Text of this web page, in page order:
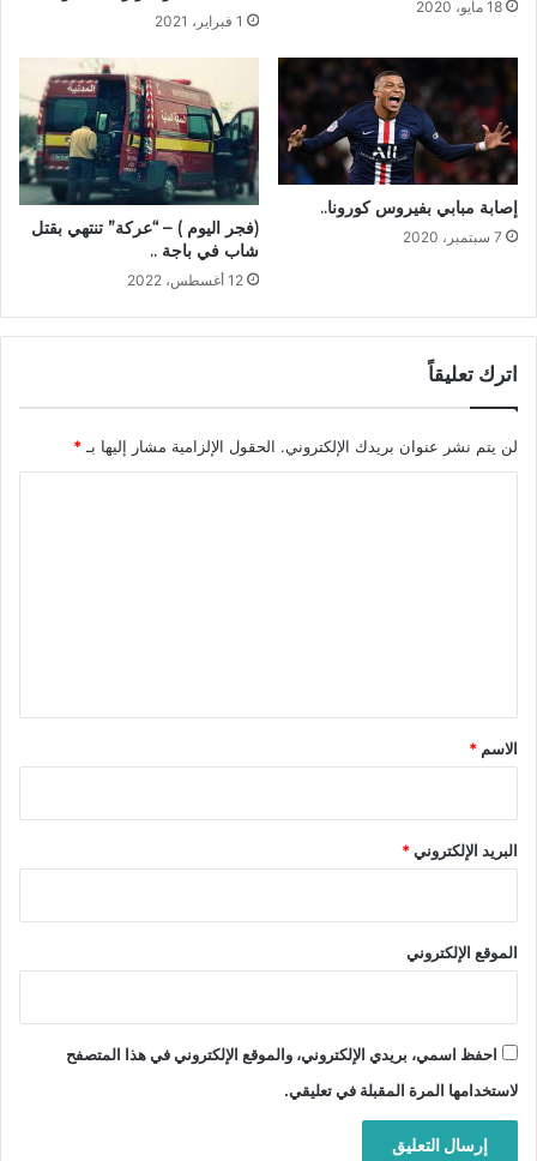
18 مايو، 2020
1 فبراير، 2021
إصابة مبابي بفيروس كورونا..
7 سبتمبر، 2020
(فجر اليوم ) – “عركة” تنتهي بقتل
شاب في باجة ..
12 أغسطس، 2022
اترك تعليقاً
لن يتم نشر عنوان بريدك الإلكتروني. الحقول الإلزامية مشار إليها بـ *
*
الاسم *
البريد الإلكتروني*
الموقع الإلكتروني
احفظ اسمي، بريدي الإلكتروني، والموقع الإلكتروني في هذا المتصفح
لاستخدامها المرة المقبلة في تعليقي.